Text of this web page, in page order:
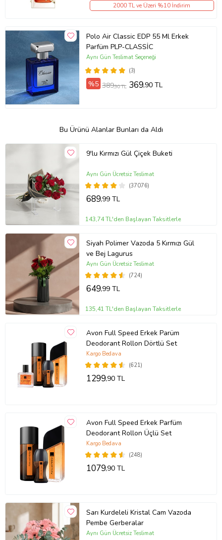
2000 TL ve Üzeri %10 İndirim
Polo Air Classic EDP 55 Ml Erkek
Parfüm PLP-CLASSİC
(3)
Aynı Gün Teslimat Seçeneği
%5 389,90 TL 369,90 TL
Bu Ürünü Alanlar Bunları da Aldı
9'lu Kırmızı Gül Çiçek Buketi
(37076)
Aynı Gün Ücretsiz Teslimat
689,99 TL
143,74 TL'den Başlayan Taksitlerle
Siyah Polimer Vazoda 5 Kırmızı Gül
ve Bej Lagurus
(724)
Aynı Gün Ücretsiz Teslimat
649,99 TL
135,41 TL'den Başlayan Taksitlerle
Avon Full Speed Erkek Parüm
Deodorant Rollon Dörtlü Set
(621)
Kargo Bedava
1299,90 TL
Avon Full Speed Erkek Parfüm
Deodorant Rollon Üçlü Set
(248)
Kargo Bedava
1079,90 TL
Sarı Kurdeleli Kristal Cam Vazoda
Pembe Gerberalar
Aynı Gün Ücretsiz Teslimat